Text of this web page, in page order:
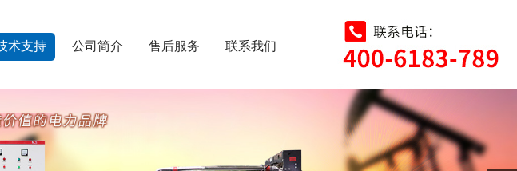
术支持 公司简介 售后服务 联系我们